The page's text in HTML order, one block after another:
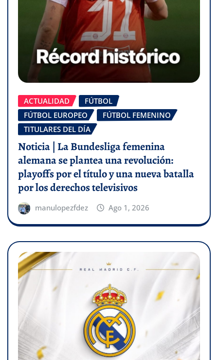
ACTUALIDAD
FÚTBOL
FÚTBOL EUROPEO
FÚTBOL FEMENINO
TITULARES DEL DÍA
Noticia | La Bundesliga femenina
alemana se plantea una revolución:
playoffs por el título y una nueva batalla
por los derechos televisivos
manulopezfdez Ago 1, 2026